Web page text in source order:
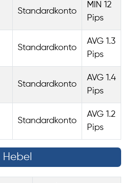
Standardkonto
MIN 12
Pips
Standardkonto
AVG 1.3
Pips
Standardkonto
AVG 1.4
Pips
Standardkonto
AVG 1.2
Pips
Hebel